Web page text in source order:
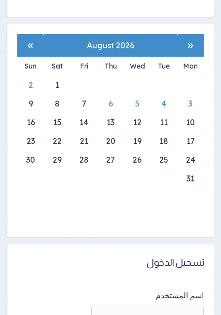
«
August 2026
»
Mon
Tue
Wed
Thu
Fri
Sat
Sun
1
2
3
4
5
6
7
8
9
10
11
12
13
14
15
16
17
18
19
20
21
22
23
24
25
26
27
28
29
30
31
تسجيل الدخول
اسم المستخدم